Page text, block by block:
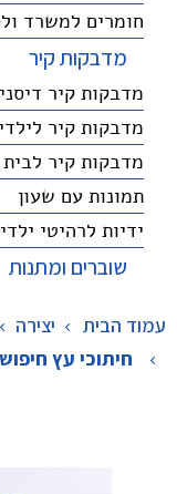
חומרים למשרד
מדבקות קיר
מדבקות קיר דיסני
מדבקות קיר
מדבקות קיר לבית
תמונות עם שעון
ידיות לרהיטי
שוברים ומתנות
עמוד הבית יצירה >
> חיתוכי עץ